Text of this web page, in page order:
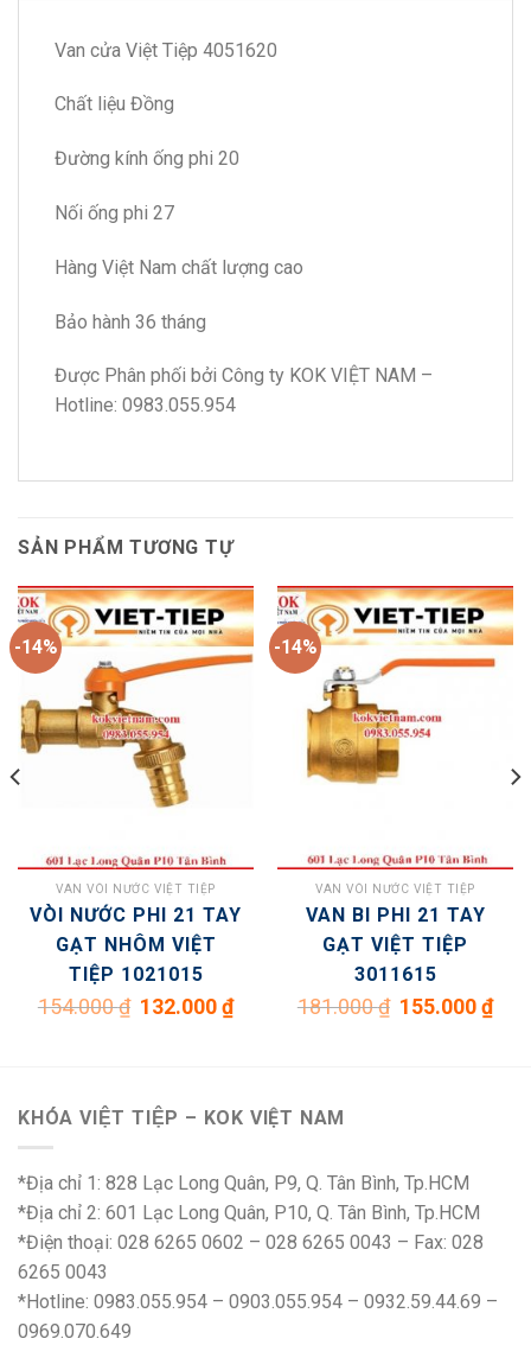
Van cửa Việt Tiệp 4051620
Chất liệu Đồng
Đường kính ống phi 20
Nối ống phi 27
Hàng Việt Nam chất lượng cao
Bảo hành 36 tháng
Được Phân phối bởi Công ty KOK VIỆT NAM –
Hotline: 0983.055.954
SẢN PHẨM TƯƠNG TỰ
-14%
VAN VÒI NƯỚC VIỆT TIỆP
VÒI NƯỚC PHI 21 TAY
GẠT NHÔM VIỆT
TIỆP 1021015
154.000₫ Giá
gốc
132.000₫Giá
hiện
-14%
VAN VÒI NƯỚC VIỆT TIỆP
VAN BI PHI 21 TAY
GẠT VIỆT TIỆP
3011615
181.000₫ Giá
gốc
155.000₫Giá
hiện
KHÓA VIỆT TIỆP – KOK VIỆT NAM
*Địa chỉ 1: 828 Lạc Long Quân, P9, Q. Tân Bình, Tp.HCM
*Địa chỉ 2: 601 Lạc Long Quân, P10, Q. Tân Bình, Tp.HCM
*Điện thoại: 028 6265 0602 – 028 6265 0043 – Fax: 028
6265 0043
*Hotline: 0983.055.954 – 0903.055.954 – 0932.59.44.69 –
0969.070.649